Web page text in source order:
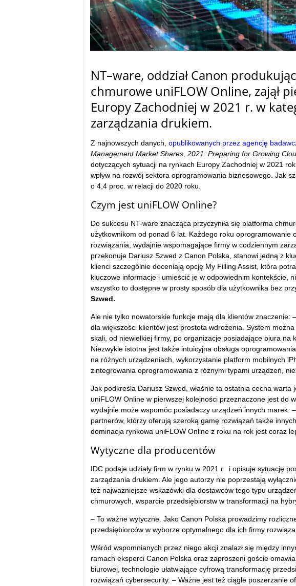
NT–ware, oddział Canon
chmurowe uniFLOW Online, zajął
Europy Zachodniej w 2021 r. w
zarządzania drukiem.
Z najnowszych danych, opublikowanych przez agencję
Management Market Shares, 2021: Preparing for Growing
dotyczących sytuacji na rynkach Europy Zachodniej w 2021
wpływ na rozwój sektora oprogramowania biznesowego. Jak
o 4,4 proc. w relacji do 2020 roku.
Czym jest uniFLOW Online?
Do sukcesu NT-ware znacząca przyczyniła się platforma
użytkownikom od ponad 6 lat. Każdego roku oprogramowanie
rozwiązania, wydajnie wspomagające firmy w codziennym
przekonuje Dariusz Szwed z Canon Polska, stanowi jedną z
klienci szczególnie doceniają opcję My Filling Assist, która
kluczowe informacje i umieścić je w odpowiednim kontekście,
wszystko to dostępne w prosty sposób dla użytkownika bez
Szwed.
Ale nie tylko nowatorskie funkcje mają dla klientów znaczenie:
dla większości klientów jest prostota wdrożenia. System
skali, od niewielkiej firmy, po organizacje posiadające biura na
Niezwykle istotna jest także intuicyjna obsługa
na różnych urządzeniach, wykorzystanie platform mobilnych
zintegrowania oprogramowania z różnymi typami urządzeń,
Jak podkreśla Dariusz Szwed, właśnie ta ostatnia cecha
uniFLOW Online w pierwszej kolejności przeznaczone jest do
wydajnie może wspomóc posiadaczy urządzeń innych marek.
partnerów, którzy oferują szeroką gamę rozwiązań także
dominacja rynkowa uniFLOW Online z roku na rok jest coraz
Wytyczne dla producentów
IDC podaje udziały firm w rynku w 2021 r. i opisuje sytuację
zarządzania drukiem. Ale jego autorzy nie poprzestają
też najważniejsze wskazówki dla dostawców tego typu
chmurowych, wsparcie przedsiębiorstw w transformacji na
– To ważne wytyczne. Jako Canon Polska prowadzimy
przedsiębiorców w wyborze optymalnego dla ich firmy
Wśród wspomnianych przez niego akcji znalazł się między
ramach eksperci Canon Polska oraz zaproszeni goście
biurowej, technologie ułatwiające cyfrową transformację
rozwiązań cybersecurity. – Ważne jest też ciągłe poszerzanie